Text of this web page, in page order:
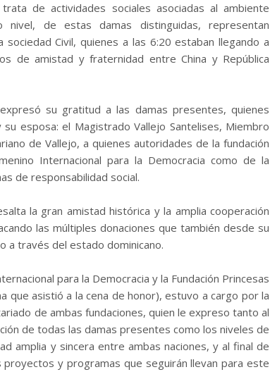
de actividades sociales asociadas al ambiente
nivel, de estas damas distinguidas, representan
Civil, quienes a las 6:20 estaban llegando a
de amistad y fraternidad entre China y República
su gratitud a las damas presentes, quienes
esposa: el Magistrado Vallejo Santelises, Miembro
de Vallejo, a quienes autoridades de la fundación
Internacional para la Democracia como de la
de responsabilidad social.
la gran amistad histórica y la amplia cooperación
las múltiples donaciones que también desde su
a través del estado dominicano.
para la Democracia y la Fundación Princesas
que asistió a la cena de honor), estuvo a cargo por la
de ambas fundaciones, quien le expreso tanto al
de todas las damas presentes como los niveles de
amplia y sincera entre ambas naciones, y al final de
y programas que seguirán llevan para este